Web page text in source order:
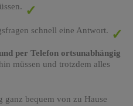
schnell eine Antwort.
per Telefon ortsunabhängig
müssen und trotzdem alles
ganz bequem von zu Hause